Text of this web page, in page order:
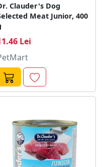
Clauder's Dog
Meat Junior, 400
Lei